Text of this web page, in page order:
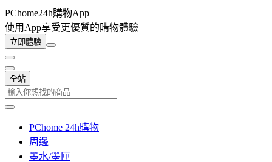
PChome24h購物App
使用App享受更優質的購物體驗
立即體驗
全站
PChome 24h購物
周邊
墨水/墨匣